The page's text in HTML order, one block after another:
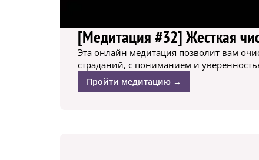
[Медитация #32] Жесткая
Эта онлайн медитация позволит вам
страданий, с пониманием и
Пройти медитацию →